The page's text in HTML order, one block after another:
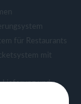
für Restaurants
mit
Lieferung und